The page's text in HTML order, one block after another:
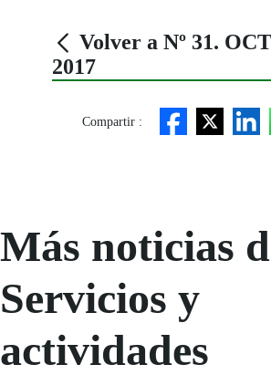
Volver a Nº 31.
2017
Compartir :
Más noticias
Servicios y
actividades